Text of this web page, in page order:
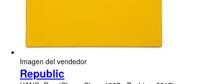
Imagen del vendedor
Republic